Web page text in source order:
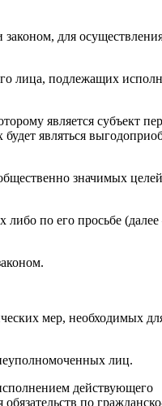
для
лица, подлежащих
является субъект
являться
значимых
либо по его просьбе
мер, необходимых
лиц.
действующего
по